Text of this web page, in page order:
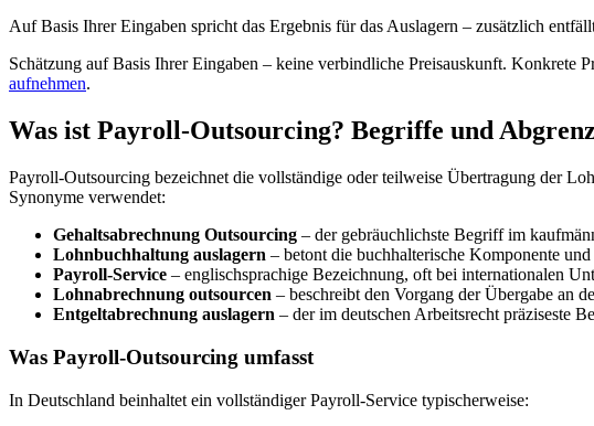
Auf Basis Ihrer Eingaben spricht das Ergebnis für das Auslagern – zusätzlich
Schätzung auf Basis Ihrer Eingaben – keine verbindliche Preisauskunft. Konkrete
aufnehmen.
Was ist Payroll-Outsourcing? Begriffe und
Payroll-Outsourcing bezeichnet die vollständige oder teilweise Übertragung der
Synonyme verwendet:
Gehaltsabrechnung Outsourcing – der gebräuchlichste Begriff im
Lohnbuchhaltung auslagern – betont die buchhalterische Komponente
Payroll-Service – englischsprachige Bezeichnung, oft bei internationalen
Lohnabrechnung outsourcen – beschreibt den Vorgang der Übergabe an
Entgeltabrechnung auslagern – der im deutschen Arbeitsrecht präziseste
Was Payroll-Outsourcing umfasst
In Deutschland beinhaltet ein vollständiger Payroll-Service typischerweise: